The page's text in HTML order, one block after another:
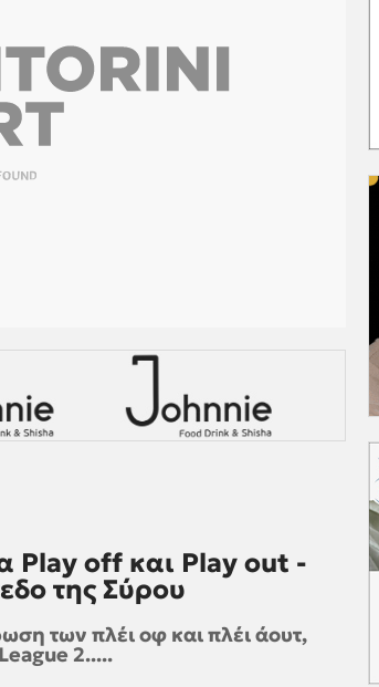
Play off και Play out -
της Σύρου
των πλέι οφ και πλέι άουτ,
2.....